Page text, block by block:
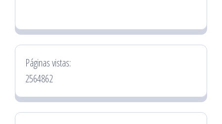
Páginas vistas:
2564862